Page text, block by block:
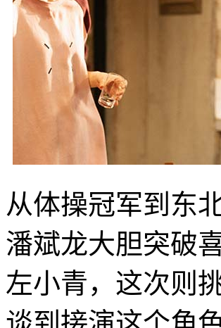
从体操冠军到东
潘斌龙大胆突破
左小青，这次则